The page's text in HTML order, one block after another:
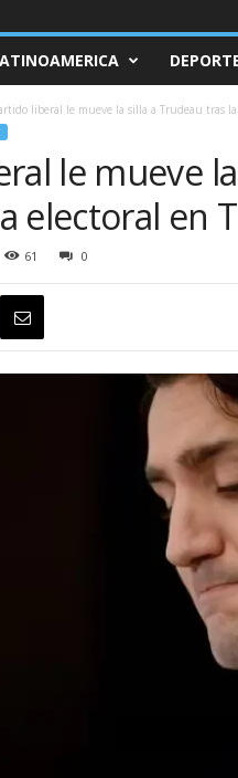
liberal le mueve la silla a Trudeau tras
le mueve
electoral en
61 0